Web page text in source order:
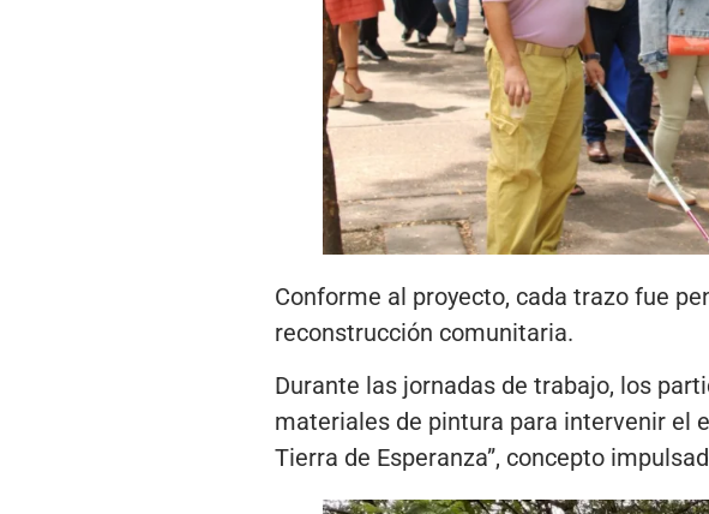
Conforme al proyecto, cada trazo fue
reconstrucción comunitaria.
Durante las jornadas de trabajo, los
materiales de pintura para intervenir el
Tierra de Esperanza”, concepto